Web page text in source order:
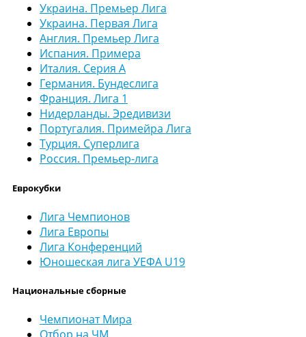
Украина. Премьер Лига
Украина. Первая Лига
Англия. Премьер Лига
Испания. Примера
Италия. Серия А
Германия. Бундеслига
Франция. Лига 1
Нидерланды. Эредивизи
Португалия. Примейра Лига
Турция. Суперлига
Россия. Премьер-лига
Еврокубки
Лига Чемпионов
Лига Европы
Лига Конференций
Юношеская лига УЕФА U19
Национальные сборные
Чемпионат Мира